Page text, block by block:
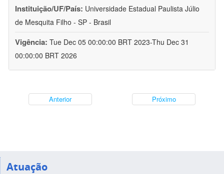
Instituição/UF/País: Universidade Estadual Paulista Júlio
de Mesquita Filho - SP - Brasil
Vigência: Tue Dec 05 00:00:00 BRT 2023-Thu Dec 31
00:00:00 BRT 2026
Anterior Próximo
Atuação